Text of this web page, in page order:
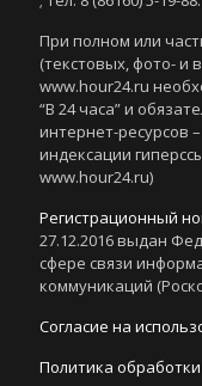
При полном или
(текстовых, фото- и
www.hour24.ru
“В 24 часа” и
интернет-ресурсов
индексации
www.hour24.ru)
Регистрационный
27.12.2016 выдан
сфере связи
коммуникаций
Согласие на
Политика